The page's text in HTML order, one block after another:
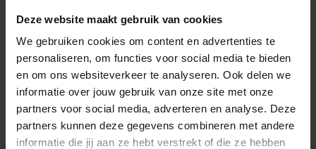
Deze website maakt gebruik van cookies
We gebruiken cookies om content en advertenties te
personaliseren, om functies voor social media te bieden
en om ons websiteverkeer te analyseren. Ook delen we
informatie over jouw gebruik van onze site met onze
partners voor social media, adverteren en analyse. Deze
partners kunnen deze gegevens combineren met andere
informatie die jij aan ze hebt verstrekt of die ze hebben